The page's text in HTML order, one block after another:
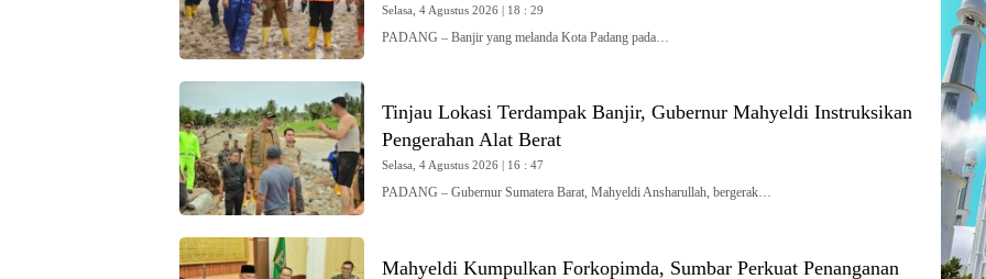
Selasa, 4 Agustus 2026 | 18 : 29
PADANG – Banjir yang melanda Kota Padang pada…
Tinjau Lokasi Terdampak Banjir, Gubernur Mahyeldi Instruksikan
Pengerahan Alat Berat
Selasa, 4 Agustus 2026 | 16 : 47
PADANG – Gubernur Sumatera Barat, Mahyeldi Ansharullah, bergerak…
Mahyeldi Kumpulkan Forkopimda, Sumbar Perkuat Penanganan